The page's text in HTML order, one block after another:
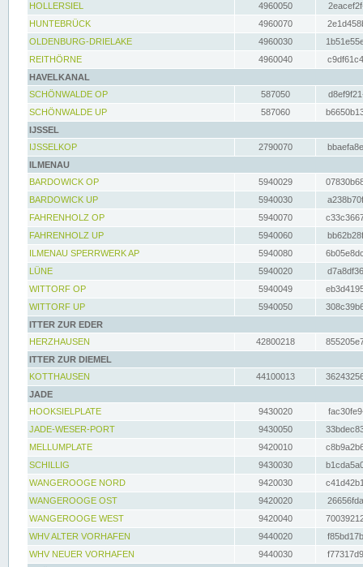
HOLLERSIEL
4960050
HUNTEBRÜCK
4960070
OLDENBURG-DRIELAKE
4960030
REITHÖRNE
4960040
HAVELKANAL
SCHÖNWALDE OP
587050
SCHÖNWALDE UP
587060
IJSSEL
IJSSELKOP
2790070
ILMENAU
BARDOWICK OP
5940029
BARDOWICK UP
5940030
FAHRENHOLZ OP
5940070
FAHRENHOLZ UP
5940060
ILMENAU SPERRWERK AP
5940080
LÜNE
5940020
WITTORF OP
5940049
WITTORF UP
5940050
ITTER ZUR EDER
HERZHAUSEN
42800218
ITTER ZUR DIEMEL
KOTTHAUSEN
44100013
JADE
HOOKSIELPLATE
9430020
JADE-WESER-PORT
9430050
MELLUMPLATE
9420010
SCHILLIG
9430030
WANGEROOGE NORD
9420030
WANGEROOGE OST
9420020
WANGEROOGE WEST
9420040
WHV ALTER VORHAFEN
9440020
WHV NEUER VORHAFEN
9440030